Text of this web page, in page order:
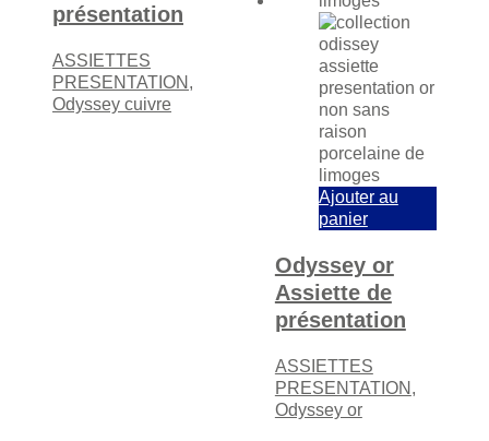
présentation
ASSIETTES
PRESENTATION ,
Odyssey cuivre
Ajouter au
panier
Odyssey or
Assiette de
présentation
ASSIETTES
PRESENTATION ,
Odyssey or